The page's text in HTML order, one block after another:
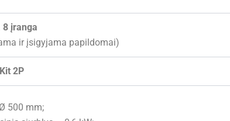
8 įranga
ir įsigyjama papildomai)
2P
500 mm;